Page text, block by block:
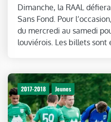
Dimanche, la RAAL
Sans Fond. Pour
du mercredi au samedi
louviérois. Les billets
2017-2018 Jeunes